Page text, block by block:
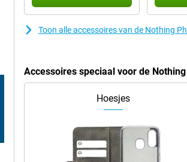
Toon alle accessoires van de Nothing
Accessoires speciaal voor de
Hoesjes